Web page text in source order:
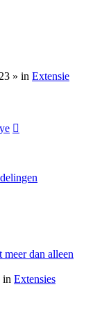
» in Extensie
dan alleen
in Extensies